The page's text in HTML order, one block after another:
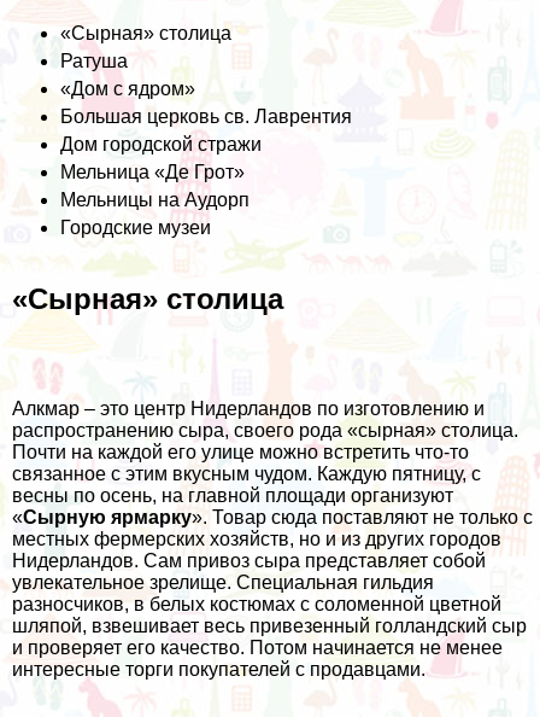
«Сырная» столица
Ратуша
«Дом с ядром»
Большая церковь св. Лаврентия
Дом городской стражи
Мельница «Де Грот»
Мельницы на Аудорп
Городские музеи
«Сырная» столица
Алкмар – это центр Нидерландов по изготовлению и
распространению сыра, своего рода «сырная» столица.
Почти на каждой его улице можно встретить что-то
связанное с этим вкусным чудом. Каждую пятницу, с
весны по осень, на главной площади организуют
«Сырную ярмарку». Товар сюда поставляют не только с
местных фермерских хозяйств, но и из других городов
Нидерландов. Сам привоз сыра представляет собой
увлекательное зрелище. Специальная гильдия
разносчиков, в белых костюмах с соломенной цветной
шляпой, взвешивает весь привезенный голландский сыр
и проверяет его качество. Потом начинается не менее
интересные торги покупателей с продавцами.